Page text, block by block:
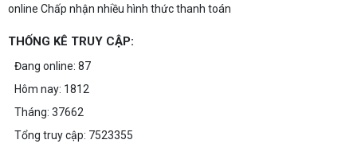
online Chấp nhận nhiều hình thức thanh toán
THỐNG KÊ TRUY CẬP:
Đang online: 87
Hôm nay: 1812
Tháng: 37662
Tổng truy cập: 7523355